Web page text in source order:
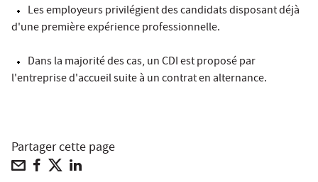
Les employeurs privilégient des candidats disposant déjà
d'une première expérience professionnelle.
Dans la majorité des cas, un CDI est proposé par
l'entreprise d'accueil suite à un contrat en alternance.
Partager cette page